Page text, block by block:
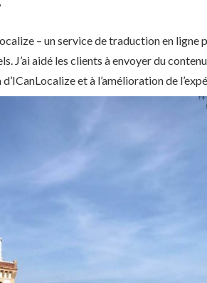
– un service de traduction en
J’ai aidé les clients à envoyer du
et à l’amélioration de